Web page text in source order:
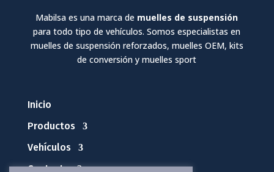
Mabilsa es una marca de muelles de suspensión
para todo tipo de vehículos. Somos especialistas en
muelles de suspensión reforzados, muelles OEM, kits
de conversión y muelles sport
Inicio
Productos
Vehículos
Contacto